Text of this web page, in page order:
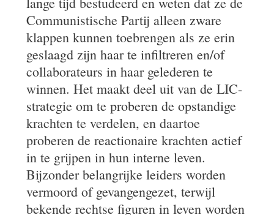
Communistische Partij alleen zware
klappen kunnen toebrengen als ze erin
geslaagd zijn haar te infiltreren en/of
collaborateurs in haar gelederen te
winnen. Het maakt deel uit van de LIC-
strategie om te proberen de opstandige
krachten te verdelen, en daartoe
proberen de reactionaire krachten actief
in te grijpen in hun interne leven.
Bijzonder belangrijke leiders worden
vermoord of gevangengezet, terwijl
bekende rechtse figuren in leven worden